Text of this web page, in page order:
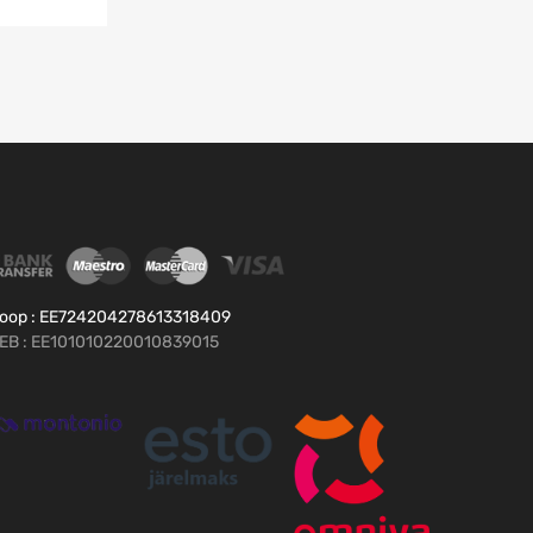
: EE724204278613318409
: EE101010220010839015